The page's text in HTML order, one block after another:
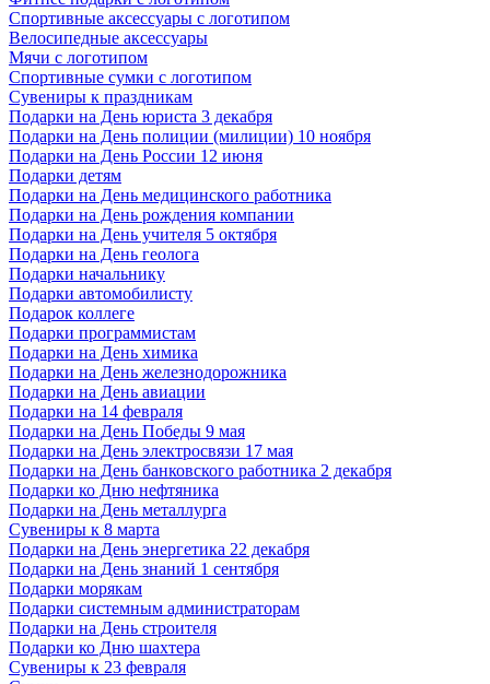
Спортивные аксессуары с логотипом
Велосипедные аксессуары
Мячи с логотипом
Спортивные сумки с логотипом
Сувениры к праздникам
Подарки на День юриста 3 декабря
Подарки на День полиции (милиции) 10 ноября
Подарки на День России 12 июня
Подарки детям
Подарки на День медицинского работника
Подарки на День рождения компании
Подарки на День учителя 5 октября
Подарки на День геолога
Подарки начальнику
Подарки автомобилисту
Подарок коллеге
Подарки программистам
Подарки на День химика
Подарки на День железнодорожника
Подарки на День авиации
Подарки на 14 февраля
Подарки на День Победы 9 мая
Подарки на День электросвязи 17 мая
Подарки на День банковского работника 2 декабря
Подарки ко Дню нефтяника
Подарки на День металлурга
Сувениры к 8 марта
Подарки на День энергетика 22 декабря
Подарки на День знаний 1 сентября
Подарки морякам
Подарки системным администраторам
Подарки на День строителя
Подарки ко Дню шахтера
Сувениры к 23 февраля